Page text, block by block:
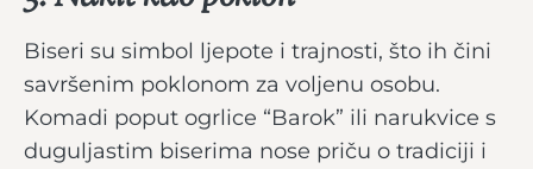
Biseri su simbol ljepote i trajnosti, što ih čini
savršenim poklonom za voljenu osobu.
Komadi poput ogrlice “Barok” ili narukvice s
duguljastim biserima nose priču o tradiciji i